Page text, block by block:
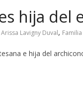
hija del
Arissa Lavigny Duval,
e hija del